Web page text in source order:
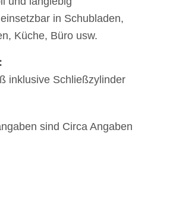
in Schubladen,
Küche, Büro usw.
inklusive Schließzylinder
sind Circa Angaben